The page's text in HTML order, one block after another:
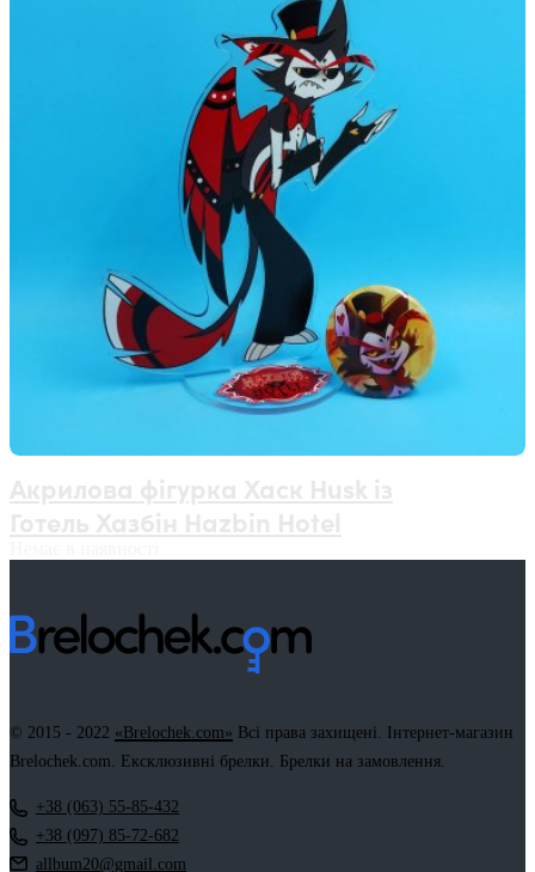
© 2015 - 2022 «Brelochek.com» Всі права захищені. Інтернет-магазин
Brelochek.com. Ексклюзивні брелки. Брелки на замовлення.
+38 (063) 55-85-432
+38 (097) 85-72-682
allbum20@gmail.com